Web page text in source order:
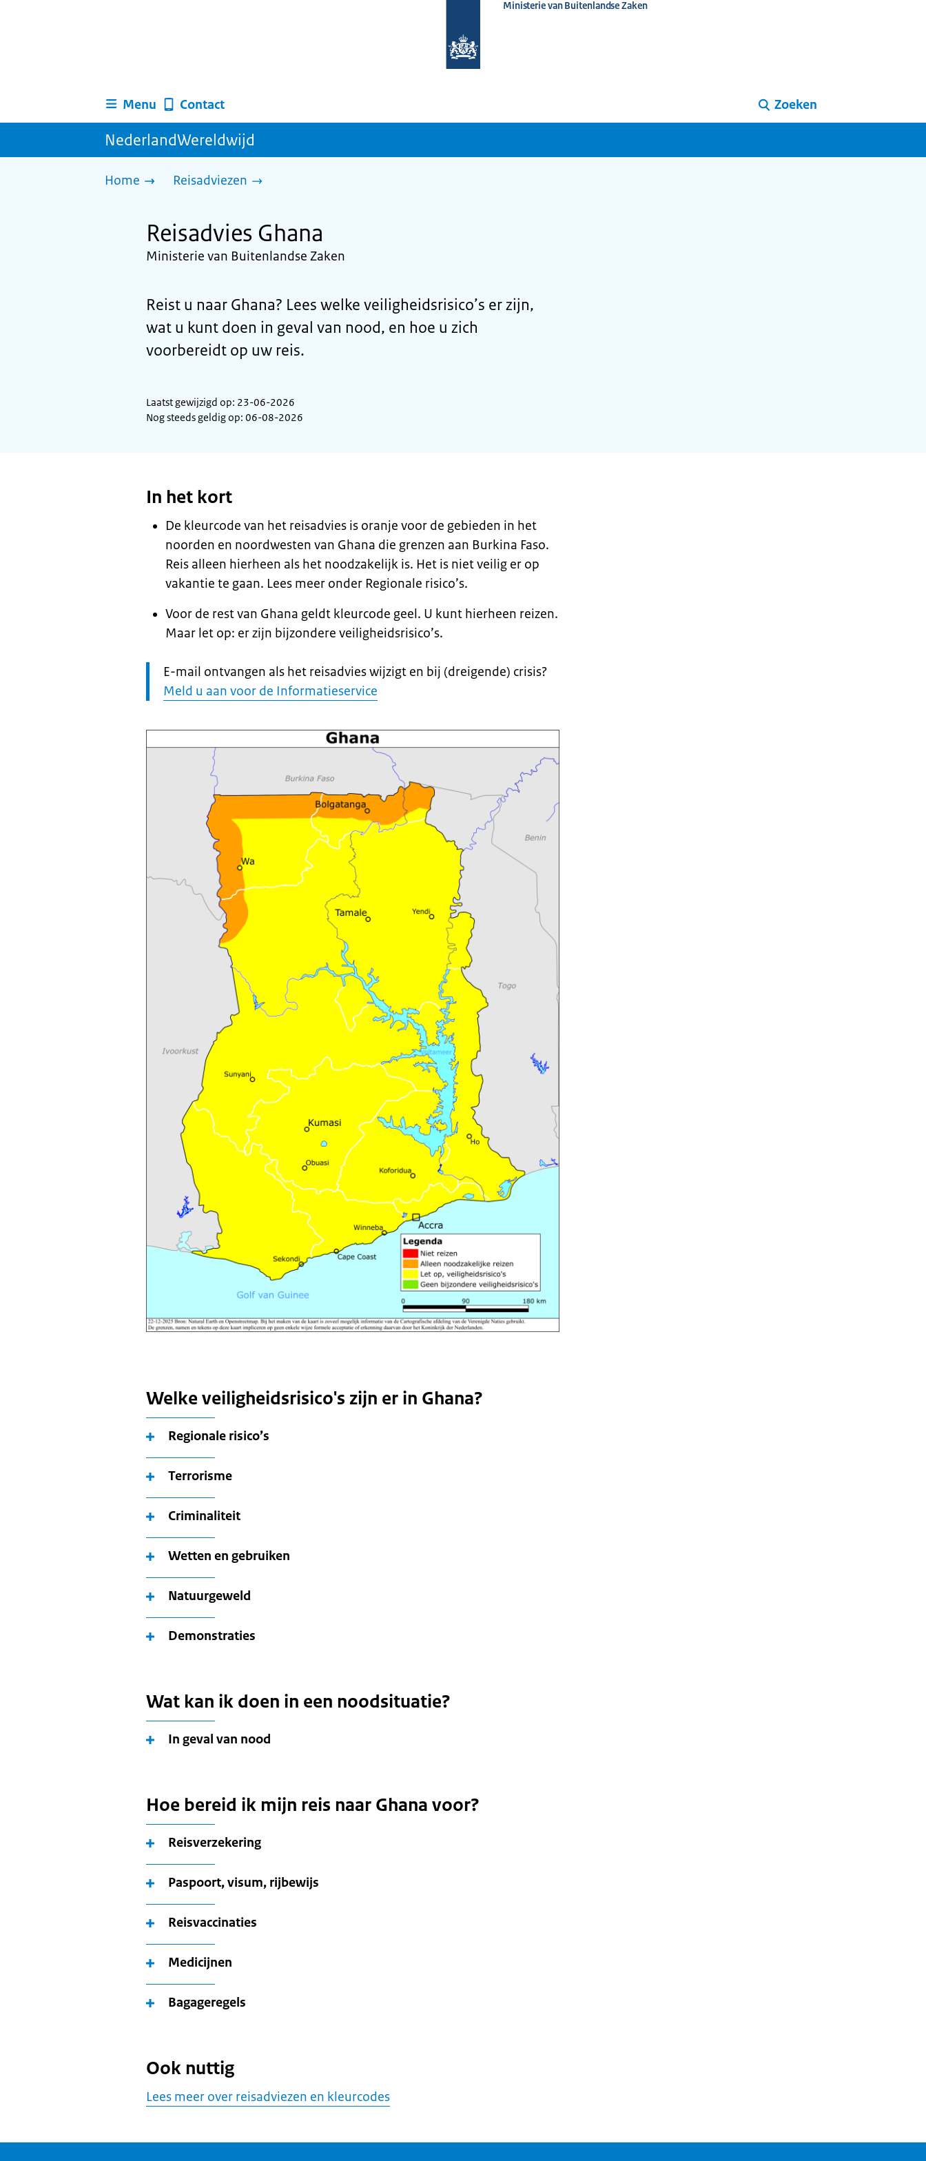
homepage
Ministerie van Buitenlandse Zaken
Menu Contact Zoeken
NederlandWereldwijd
Home Reisadviezen
Reisadvies Ghana
Ministerie van Buitenlandse Zaken
Reist u naar Ghana? Lees welke veiligheidsrisico’s er zijn,
wat u kunt doen in geval van nood, en hoe u zich
voorbereidt op uw reis.
Laatst gewijzigd op: 23-06-2026
Nog steeds geldig op: 06-08-2026
In het kort
De kleurcode van het reisadvies is oranje voor de gebieden in het
noorden en noordwesten van Ghana die grenzen aan Burkina Faso.
Reis alleen hierheen als het noodzakelijk is. Het is niet veilig er op
vakantie te gaan. Lees meer onder Regionale risico’s.
Voor de rest van Ghana geldt kleurcode geel. U kunt hierheen reizen.
Maar let op: er zijn bijzondere veiligheidsrisico’s.
Let
op:
E-mail ontvangen als het reisadvies wijzigt en bij (dreigende) crisis?
Meld u aan voor de Informatieservice
Welke veiligheidsrisico's zijn er in Ghana?
Regionale risico’s
Terrorisme
Criminaliteit
Wetten en gebruiken
Natuurgeweld
Demonstraties
Wat kan ik doen in een noodsituatie?
In geval van nood
Hoe bereid ik mijn reis naar Ghana voor?
Reisverzekering
Paspoort, visum, rijbewijs
Reisvaccinaties
Medicijnen
Bagageregels
Ook nuttig
Lees meer over reisadviezen en kleurcodes